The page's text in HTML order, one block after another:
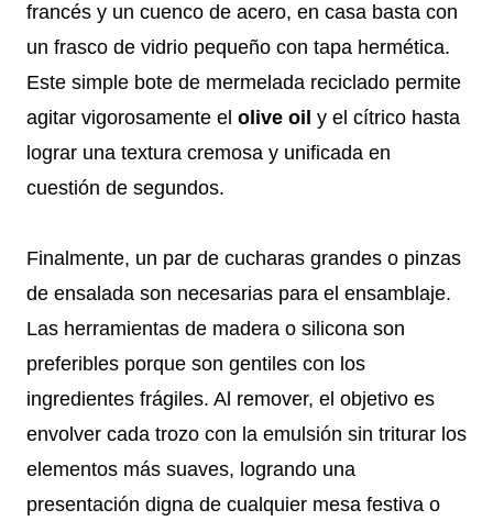
francés y un cuenco de acero, en casa basta con
un frasco de vidrio pequeño con tapa hermética.
Este simple bote de mermelada reciclado permite
agitar vigorosamente el olive oil y el cítrico hasta
lograr una textura cremosa y unificada en
cuestión de segundos.
Finalmente, un par de cucharas grandes o pinzas
de ensalada son necesarias para el ensamblaje.
Las herramientas de madera o silicona son
preferibles porque son gentiles con los
ingredientes frágiles. Al remover, el objetivo es
envolver cada trozo con la emulsión sin triturar los
elementos más suaves, logrando una
presentación digna de cualquier mesa festiva o